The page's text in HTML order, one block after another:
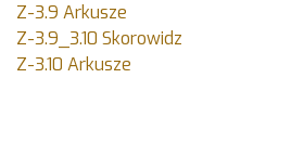
Z-3.9 Arkusze
Z-3.9_3.10 Skorowidz
Z-3.10 Arkusze